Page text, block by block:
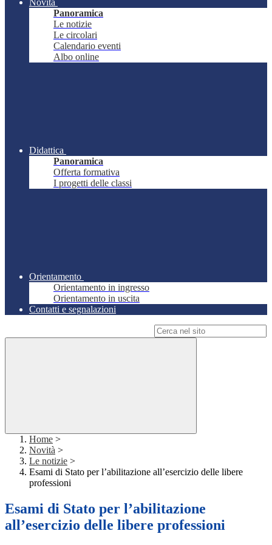
Novità
Panoramica
Le notizie
Le circolari
Calendario eventi
Albo online
Didattica
Panoramica
Offerta formativa
I progetti delle classi
Orientamento
Orientamento in ingresso
Orientamento in uscita
Contatti e segnalazioni
Home >
Novità >
Le notizie >
Esami di Stato per l’abilitazione all’esercizio delle libere
professioni
Esami di Stato per l’abilitazione
all’esercizio delle libere professioni